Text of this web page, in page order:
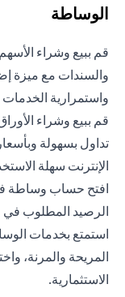
الوساطة
قم ببيع وشراء
والسندات مع ميزة
واستمرارية الخدمات
قم ببيع وشراء
تداول بسهولة
الإنترنت سهلة
افتح حساب وساطة في
الرصيد المطلوب في
استمتع بخدمات
المريحة والمرنة،
الاستثمارية.